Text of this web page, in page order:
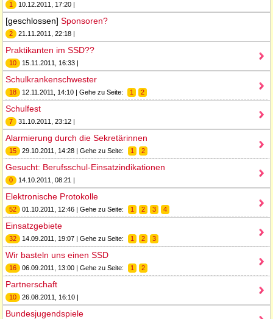
1 10.12.2011, 17:20 |
[geschlossen] Sponsoren?
2 21.11.2011, 22:18 |
Praktikanten im SSD??
10 15.11.2011, 16:33 |
Schulkrankenschwester
18 12.11.2011, 14:10 | Gehe zu Seite: 1 2
Schulfest
7 31.10.2011, 23:12 |
Alarmierung durch die Sekretärinnen
15 29.10.2011, 14:28 | Gehe zu Seite: 1 2
Gesucht: Berufsschul-Einsatzindikationen
0 14.10.2011, 08:21 |
Elektronische Protokolle
52 01.10.2011, 12:46 | Gehe zu Seite: 1 2 3 4
Einsatzgebiete
32 14.09.2011, 19:07 | Gehe zu Seite: 1 2 3
Wir basteln uns einen SSD
16 06.09.2011, 13:00 | Gehe zu Seite: 1 2
Partnerschaft
10 26.08.2011, 16:10 |
Bundesjugendspiele